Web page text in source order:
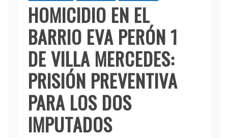
HOMICIDIO EN EL
BARRIO EVA PERÓN 1
DE VILLA MERCEDES:
PRISIÓN PREVENTIVA
PARA LOS DOS
IMPUTADOS